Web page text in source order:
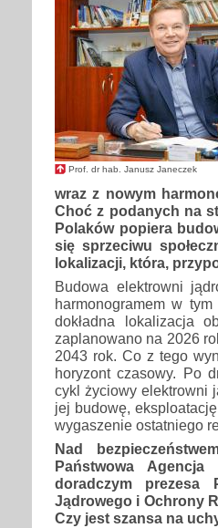
Prof. dr hab. Janusz Janeczek
wraz z nowym
Choć z podanych na
Polaków popiera
się sprzeciwu
lokalizacji, która,
Budowa elektrowni
harmonogramem w
dokładna lokalizacja
zaplanowano na 2026
2043 rok. Co z tego
horyzont czasowy. Po
cykl życiowy elektrowni
jej budowę,
wygaszenie ostatniego
Nad
Państwowa Agencja
doradczym
Jądrowego i Ochrony
Czy jest szansa na